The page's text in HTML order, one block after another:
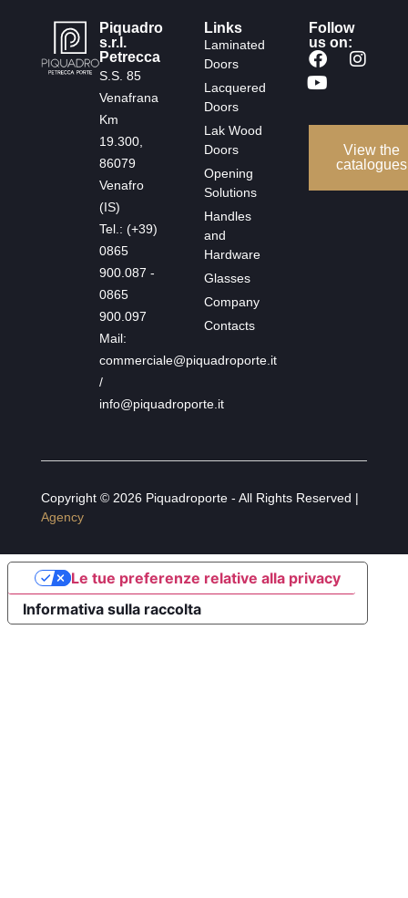
Piquadro
s.r.l.
Petrecca
S.S. 85
Venafrana
Km
19.300,
86079
Venafro
(IS)
Tel.: (+39)
0865
900.087 -
0865
900.097
Mail:
commerciale@piquadroporte.it
/
info@piquadroporte.it
Links
Laminated
Doors
Lacquered
Doors
Lak Wood
Doors
Opening
Solutions
Handles
and
Hardware
Glasses
Company
Contacts
Follow
us on:
View the
catalogues
Copyright © 2026 Piquadroporte - All Rights Reserved |
Agency
Informativa sulla raccolta
Le tue preferenze relative alla privacy